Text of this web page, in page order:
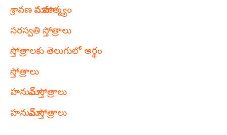
శ్రావణ మాస మాహాత్మ్యం
సరస్వతి స్తోత్రాలు
స్తోత్రాలకు తెలుగులో అర్థం
స్తోత్రాలు
హనుమాన్ స్తోత్రాలు
హనుమాన్ స్తోత్రాలు